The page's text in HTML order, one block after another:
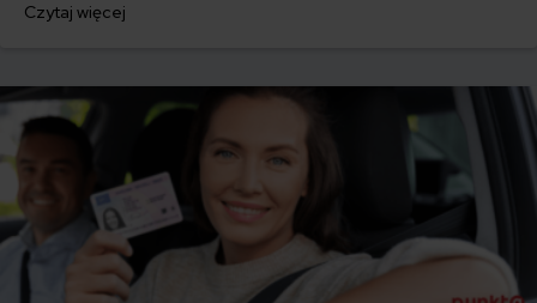
ofertę lub zdecydowałeś się sprzedać samochód w trakcie trwania
Czytaj więcej